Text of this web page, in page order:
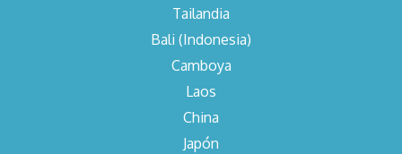
Tailandia
Bali (Indonesia)
Camboya
Laos
China
Japón